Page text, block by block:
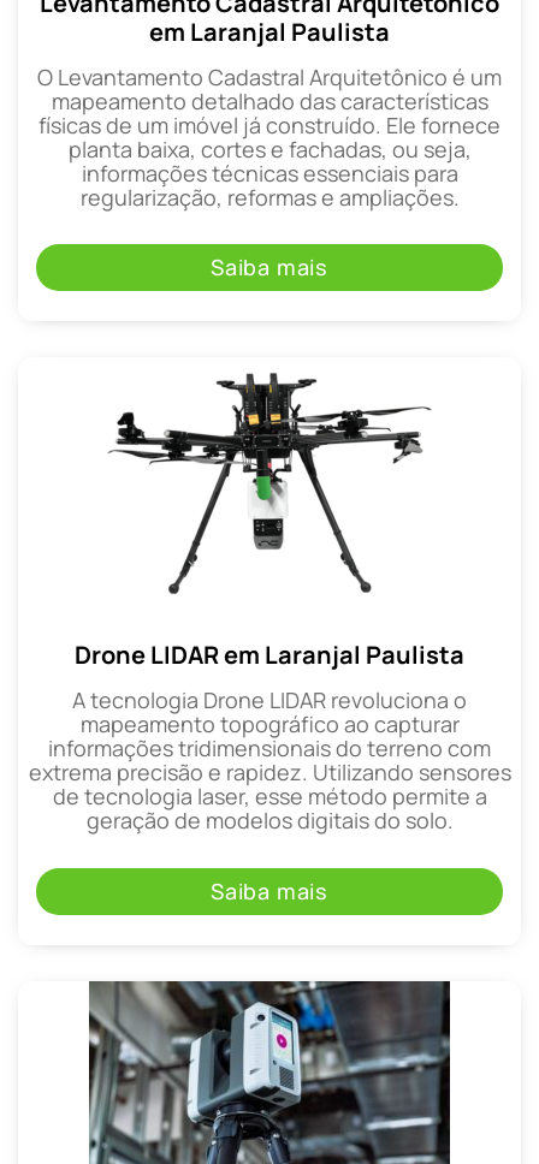
em Laranjal Paulista
O Levantamento Cadastral Arquitetônico é um
mapeamento detalhado das características
físicas de um imóvel já construído. Ele fornece
planta baixa, cortes e fachadas, ou seja,
informações técnicas essenciais para
regularização, reformas e ampliações.
Saiba mais
Drone LIDAR em Laranjal Paulista
A tecnologia Drone LIDAR revoluciona o
mapeamento topográfico ao capturar
informações tridimensionais do terreno com
extrema precisão e rapidez. Utilizando sensores
de tecnologia laser, esse método permite a
geração de modelos digitais do solo.
Saiba mais